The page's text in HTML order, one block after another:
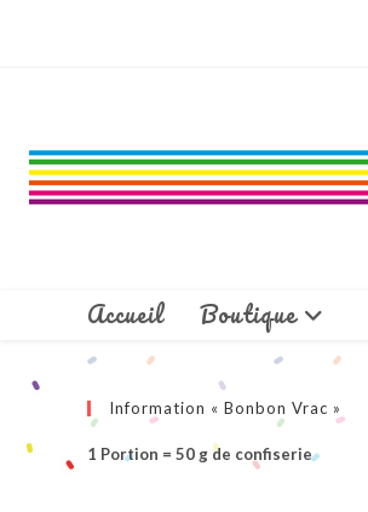
Accueil Boutique
Information « Bonbon Vrac »
1 Portion = 50 g de confiserie